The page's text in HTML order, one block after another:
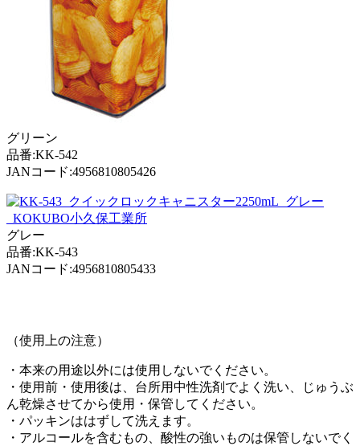
グリーン
品番:KK-542
JANコード:4956810805426
グレー
品番:KK-543
JANコード:4956810805433
（使用上の注意）
・本来の用途以外には使用しないでください。
・使用前・使用後は、台所用中性洗剤でよく洗い、じゅうぶ
ん乾燥させてから使用・保管してください。
・パッキンははずして洗えます。
・アルコールを含むもの、酸性の強いものは保管しないでく